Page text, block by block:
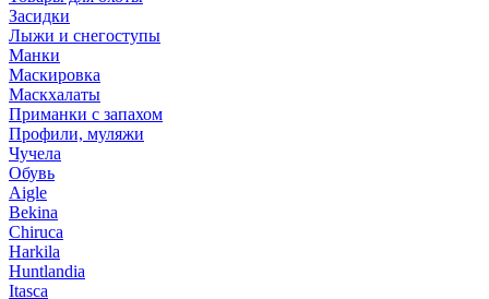
Засидки
Лыжи и снегоступы
Манки
Маскировка
Маскхалаты
Приманки с запахом
Профили, муляжи
Чучела
Обувь
Aigle
Bekina
Chiruсa
Harkila
Huntlandia
Itasca